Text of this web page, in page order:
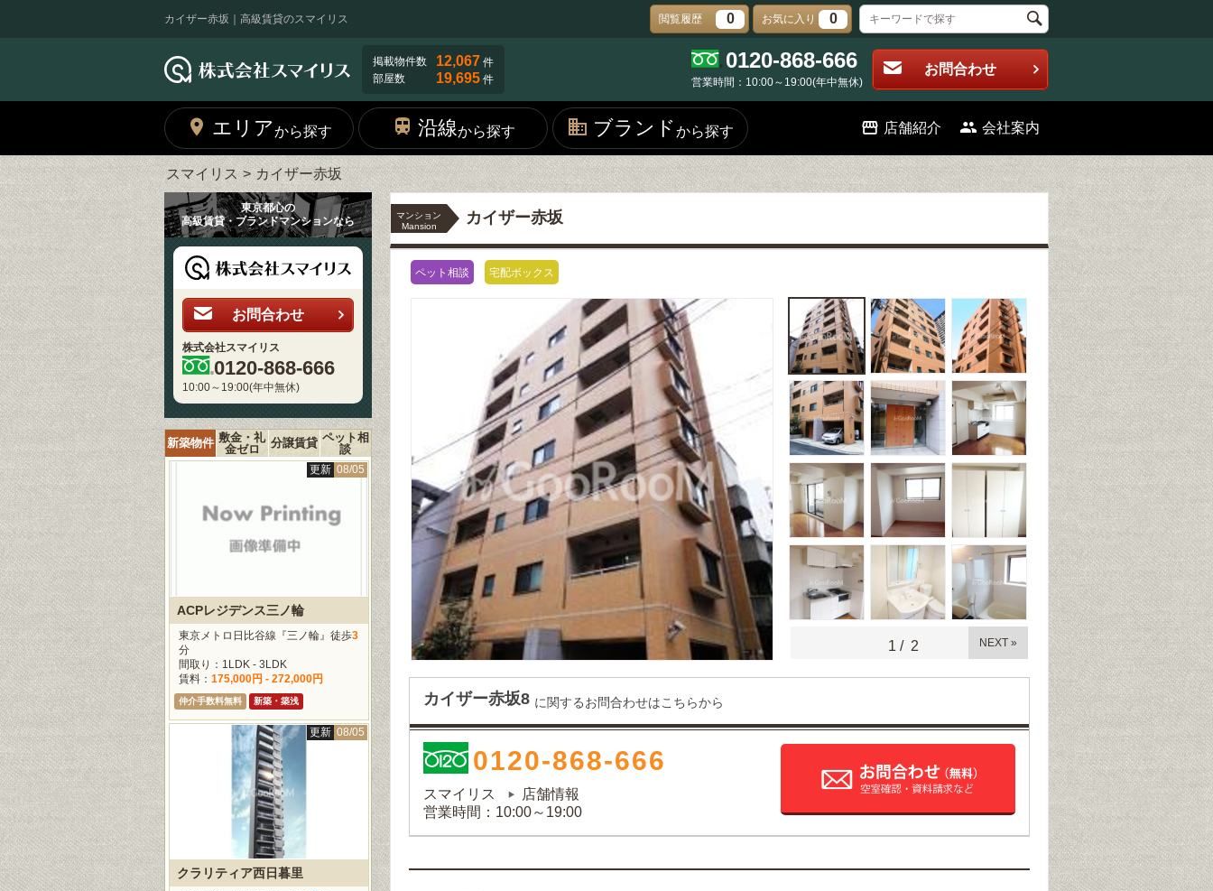
カイザー赤坂｜高級賃貸のスマイリス 閲覧履歴 0 お気に入り 0
掲載物件数 12,067 件
部屋数
19,695 件
0120-868-666
営業時間：10:00～19:00(年中無休)
お問合わせ
エリアから探す 沿線から探す ブランド から探す 店舗紹介 会社案内
スマイリス カイザー赤坂
マンション
Mansion
カイザー赤坂
ペット相談 宅配ボックス
1 / 2 NEXT »
カイザー赤坂8 に関するお問合わせはこちらから
0120-868-666
スマイリス
店舗情報
営業時間：10:00～19:00
東京都心の
高級賃貸・ブランドマンションなら
お問合わせ
株式会社スマイリス
0120-868-666
10:00～19:00(年中無休)
新築物件 敷金・礼
金ゼロ
分譲賃貸 ペット相
談
更新 08/05
ACPレジデンス三ノ輪
東京メトロ日比谷線『三ノ輪』徒歩3
分
間取り：1LDK - 3LDK
賃料： 175,000円 - 272,000円
仲介手数料無料 新築・築浅
更新 08/05
クラリティア西日暮里